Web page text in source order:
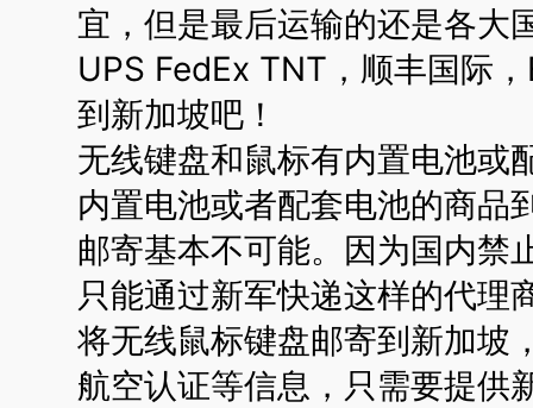
宜，但是最后运输的还是各大
UPS FedEx TNT，顺丰国际
到新加坡吧！
无线键盘和鼠标有内置电池或
内置电池或者配套电池的商品
邮寄基本不可能。因为国内禁
只能通过新军快递这样的代理
将无线鼠标键盘邮寄到新加坡
航空认证等信息，只需要提供